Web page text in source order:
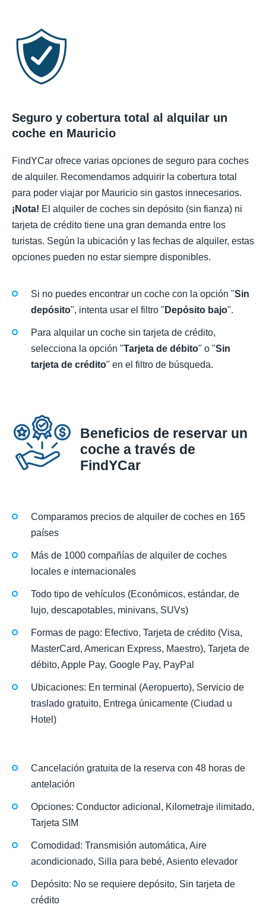
Seguro y cobertura total al alquilar un
coche en Mauricio
FindYCar ofrece varias opciones de seguro para coches
de alquiler. Recomendamos adquirir la cobertura total
para poder viajar por Mauricio sin gastos innecesarios.
¡Nota! El alquiler de coches sin depósito (sin fianza) ni
tarjeta de crédito tiene una gran demanda entre los
turistas. Según la ubicación y las fechas de alquiler, estas
opciones pueden no estar siempre disponibles.
Si no puedes encontrar un coche con la opción "Sin
depósito", intenta usar el filtro " Depósito bajo".
Para alquilar un coche sin tarjeta de crédito,
selecciona la opción "Tarjeta de débito" o "Sin
tarjeta de crédito" en el filtro de búsqueda.
Beneficios de reservar un
coche a través de
FindYCar
Comparamos precios de alquiler de coches en 165
países
Más de 1000 compañías de alquiler de coches
locales e internacionales
Todo tipo de vehículos (Económicos, estándar, de
lujo, descapotables, minivans, SUVs)
Formas de pago: Efectivo, Tarjeta de crédito (Visa,
MasterCard, American Express, Maestro), Tarjeta de
débito, Apple Pay, Google Pay, PayPal
Ubicaciones: En terminal (Aeropuerto), Servicio de
traslado gratuito, Entrega únicamente (Ciudad u
Hotel)
Cancelación gratuita de la reserva con 48 horas de
antelación
Opciones: Conductor adicional, Kilometraje ilimitado,
Tarjeta SIM
Comodidad: Transmisión automática, Aire
acondicionado, Silla para bebé, Asiento elevador
Depósito: No se requiere depósito, Sin tarjeta de
crédito